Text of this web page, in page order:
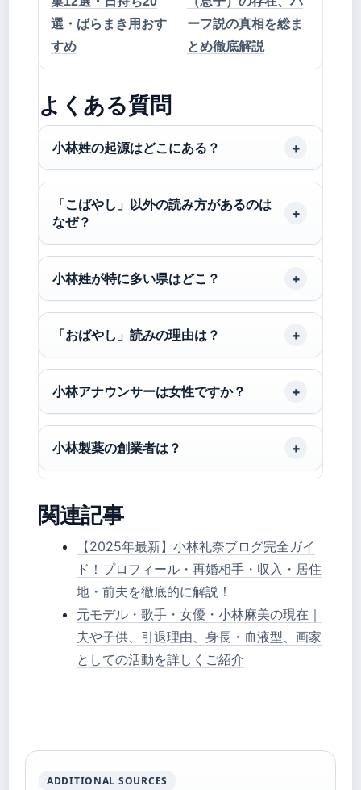
選・ばらまき用おす
すめ
ーフ説の真相を総ま
とめ徹底解説
よくある質問
小林姓の起源はどこにある？
「こばやし」以外の読み方があるのは
なぜ？
小林姓が特に多い県はどこ？
「おばやし」読みの理由は？
小林アナウンサーは女性ですか？
小林製薬の創業者は？
関連記事
【2025年最新】小林礼奈ブログ完全ガイ
ド！プロフィール・再婚相手・収入・居住
地・前夫を徹底的に解説！
元モデル・歌手・女優・小林麻美の現在｜
夫や子供、引退理由、身長・血液型、画家
としての活動を詳しくご紹介
ADDITIONAL SOURCES